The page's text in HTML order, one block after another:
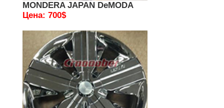
MONDERA JAPAN DeMODA
Цена: 700$